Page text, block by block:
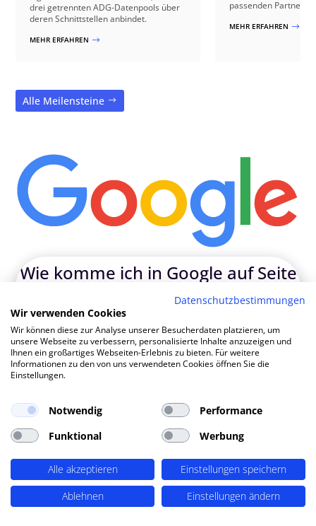
drei getrennten ADG-Datenpools über
deren Schnittstellen anbindet.
MEHR ERFAHREN $
passenden
MEHR ERFAHREN $
Alle Meilensteine
Wie komme|
TOP SEO DURCH DYNAMISCHE INHALTE
SEO-Agentur Potsdam ?
PERIMETRIK®!
PERIMETRIK® hat eine besonders erfolgreiche SEO
Methode entwickelt, die alle wesentlichen Bereiche
abdeckt: Recherche und Konzeption, technische
SEO Monitoring. Unsere SEO-Leistungen umfassen u.A.:
SEO-Analysen und Keyword Recherche (OnPage SEO
Analysen, Keyword Recherchen, Mitbewerber-Analyse,
Datenschutzbestimmungen
Wir verwenden Cookies
Wir können diese zur Analyse unserer Besucherdaten platzieren, um
unsere Webseite zu verbessern, personalisierte Inhalte anzuzeigen und
Ihnen ein großartiges Webseiten-Erlebnis zu bieten. Für weitere
Informationen zu den von uns verwendeten Cookies öffnen Sie die
Einstellungen.
Notwendig
Performance
Funktional
Werbung
Alle akzeptieren
Einstellungen speichern
Ablehnen
Einstellungen ändern